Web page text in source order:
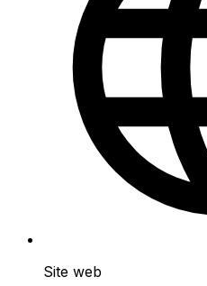
Site web